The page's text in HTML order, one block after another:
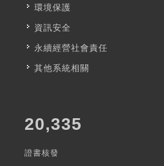
環境保護
資訊安全
永續經營社會責任
其他系統相關
20,335
證書核發